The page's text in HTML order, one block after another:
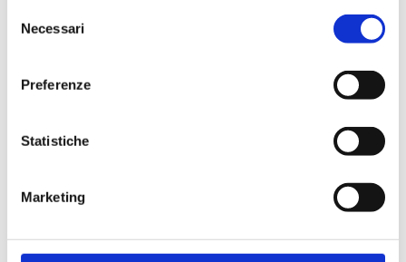
delNecessari
Preferenze
Statistiche
Marketingpacchetto personalizzato puoi indicarci le tue
ilmodulo contatti.